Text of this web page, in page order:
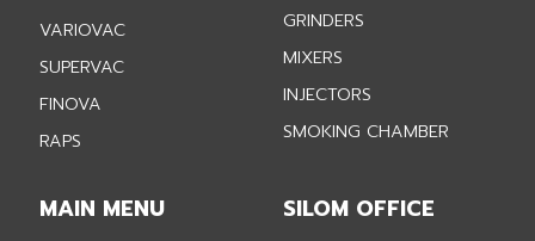
VARIOVAC
SUPERVAC
FINOVA
RAPS
GRINDERS
MIXERS
INJECTORS
SMOKING CHAMBER
MAIN MENU SILOM OFFICE